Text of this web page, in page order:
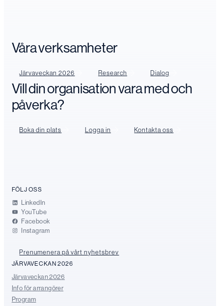
Våra verksamheter
Järvaveckan 2026 Research Dialog
Vill din organisation vara med och
påverka?
Boka din plats Logga in Kontakta oss
FÖLJ OSS
LinkedIn
YouTube
Facebook
Instagram
Prenumenera på vårt nyhetsbrev
JÄRVAVECKAN 2026
Järvaveckan 2026
Info för arrangörer
Program